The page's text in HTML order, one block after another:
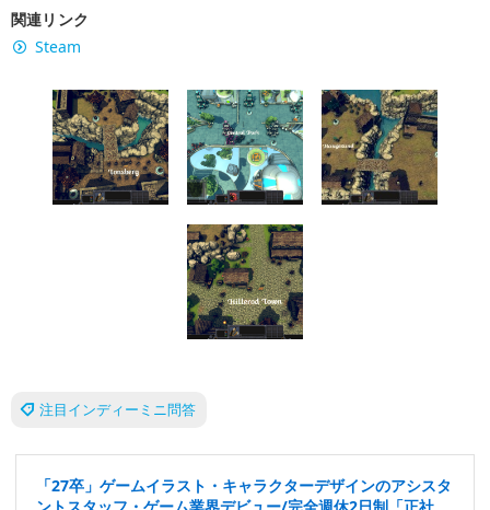
関連リンク
Steam
注目インディーミニ問答
「27卒」ゲームイラスト・キャラクターデザインのアシスタ
ントスタッフ・ゲーム業界デビュー/完全週休2日制「正社